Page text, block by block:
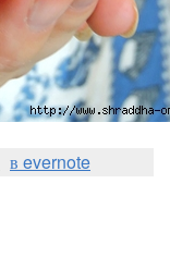
в evernote